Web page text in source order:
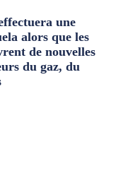
une
alors que les
de nouvelles
du gaz, du